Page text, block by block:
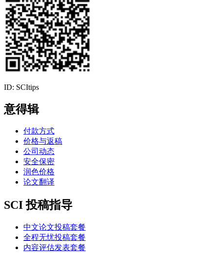
ID: SCItips
意得辑
付款方式
价格与返稿
公司动态
安全保密
润色价格
论文翻译
SCI 投稿指导
中文论文投稿套餐
全程无忧投稿套餐
内容评估发表套餐